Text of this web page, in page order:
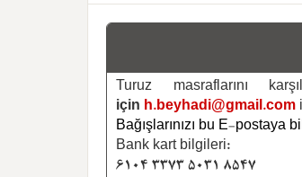
Turuz masraflarını
için h.beyhadi@gmail.com
Bağışlarınızı bu E-postaya
Bank kart bilgileri:
6104 3373 5031 8547